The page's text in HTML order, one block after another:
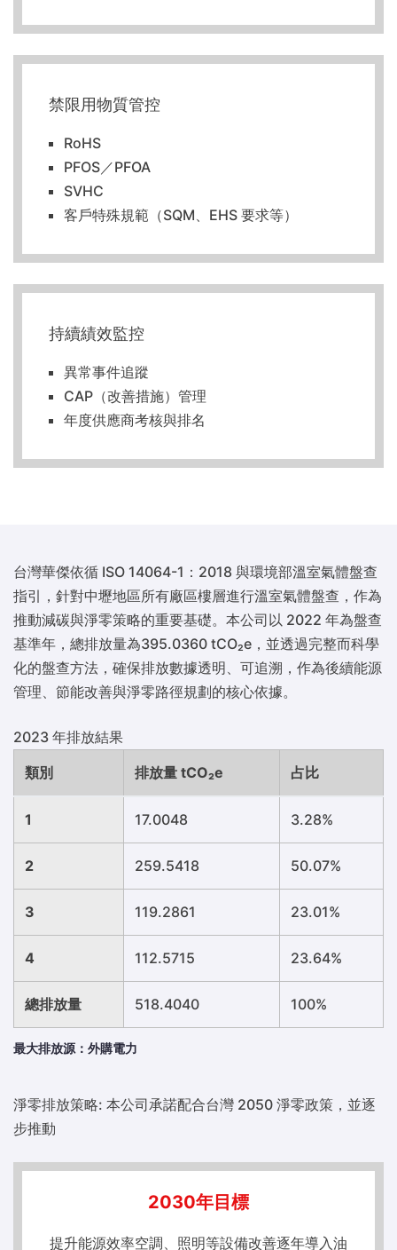
禁限用物質管控
RoHS
PFOS／PFOA
SVHC
客戶特殊規範（SQM、EHS 要求等）
持續績效監控
異常事件追蹤
CAP（改善措施）管理
年度供應商考核與排名
台灣華傑依循 ISO 14064-1：2018 與環境部溫室氣體盤查
指引，針對中壢地區所有廠區樓層進行溫室氣體盤查，作為
推動減碳與淨零策略的重要基礎。本公司以 2022 年為盤查
基準年，總排放量為395.0360 tCO₂e，並透過完整而科學
化的盤查方法，確保排放數據透明、可追溯，作為後續能源
管理、節能改善與淨零路徑規劃的核心依據。
2023 年排放結果
類別
排放量 tCO₂e 占比
1 17.0048 3.28%
2 259.5418 50.07%
3 119.2861 23.01%
4 112.5715 23.64%
總排放量 518.4040 100%
最大排放源：外購電力
淨零排放策略: 本公司承諾配合台灣 2050 淨零政策，並逐
步推動
2030年目標
提升能源效率空調、照明等設備改善逐年導入油